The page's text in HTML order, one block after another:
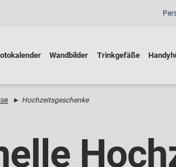
Wandbilder Trinkgefäße
► Hochzeitsgeschenke